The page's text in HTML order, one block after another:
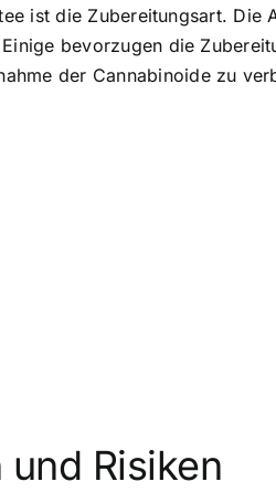
ist die Zubereitungsart.
bevorzugen die
der Cannabinoide zu
Risiken